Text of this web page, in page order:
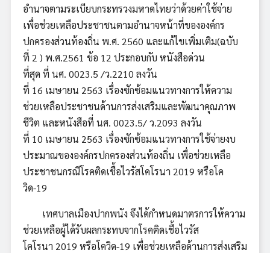
อำนาจตามระเบียบกระทรวงมหาดไทยว่าด้วยค่าใช้จ่าย
เพื่อช่วยเหลือประชาชนตามอำนาจหน้าที่ขององค์กร
ปกครองส่วนท้องถิ่น พ.ศ. 2560 และแก้ไขเพิ่มเติม(ฉบับ
ที่ 2 ) พ.ศ.2561 ข้อ 12 ประกอบกับ หนังสือด่วน
ที่สุด ที่ นศ. 0023.5 /ว.2210 ลงวัน
ที่ 16 เมษายน 2563 เรื่องซักซ้อมแนวทางการให้ความ
ช่วยเหลือประชาชนด้านการส่งเสริมและพัฒนาคุณภาพ
ชีวิต และหนังสือที่ นศ. 0023.5/ ว.2093 ลงวัน
ที่ 10 เมษายน 2563 เรื่องซักซ้อมแนวทางการใช้จ่ายงบ
ประมาณขององค์กรปกครองส่วนท้องถิ่น เพื่อช่วยเหลือ
ประชาชนกรณีโรคติดเชื้อไวรัสโคโรนา 2019 หรือโค
วิด-19
เทศบาลเมืองปากพนัง จึงได้กำหนดมาตรการให้ความ
ช่วยเหลือผู้ได้รับผลกระทบจากโรคติดเชื้อไวรัส
โคโรนา 2019 หรือโควิด-19 เพื่อช่วยเหลือด้านการส่งเสริม